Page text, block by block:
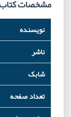
مشخصات کتاب
نویسنده
ناشر
شابک
تعداد صفحه